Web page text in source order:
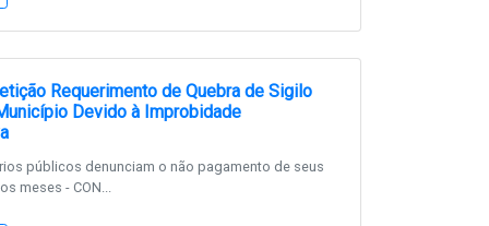
Requerimento de Quebra de Sigilo
Devido à Improbidade
públicos denunciam o não pagamento de seus
meses - CON...